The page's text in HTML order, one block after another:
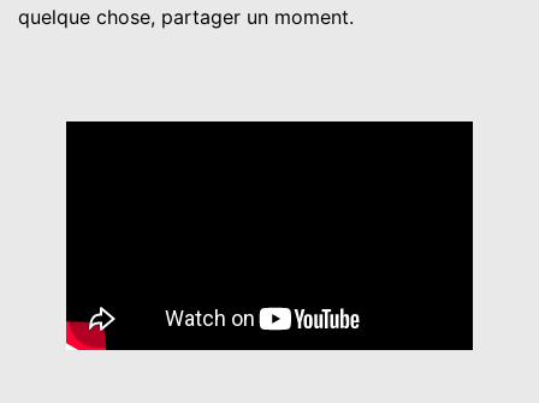
quelque chose, partager un moment.